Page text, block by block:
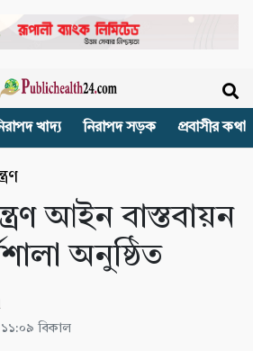
খাদ্য নিরাপদ সড়ক প্রবাসীর কথা
আইন বাস্তবায়ন
অনুষ্ঠিত
বিকাল